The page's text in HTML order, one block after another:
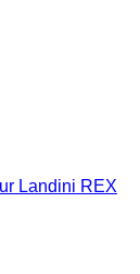
Landini REX